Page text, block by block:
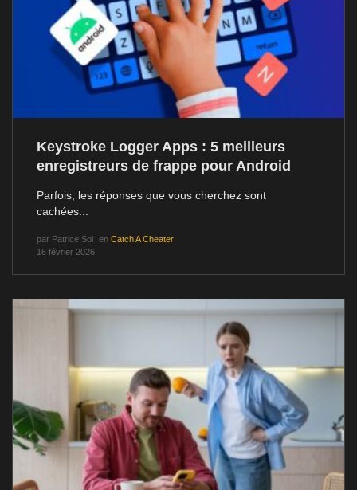
Keystroke Logger Apps : 5 meilleurs
enregistreurs de frappe pour Android
Parfois, les réponses que vous cherchez sont
cachées...
par Patrice Sol en Catch A Cheater
16 février 2026